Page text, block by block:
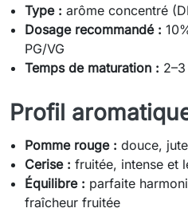
Type : arôme concentré
Dosage recommandé :
PG/VG
Temps de maturation :
Profil
Pomme rouge : douce,
Cerise : fruitée, intense et
Équilibre : parfaite
fraîcheur fruitée